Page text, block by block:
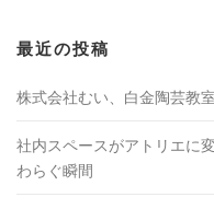
最近の投稿
株式会社むい、白金陶芸教室
社内スペースがアトリエに
わらぐ瞬間